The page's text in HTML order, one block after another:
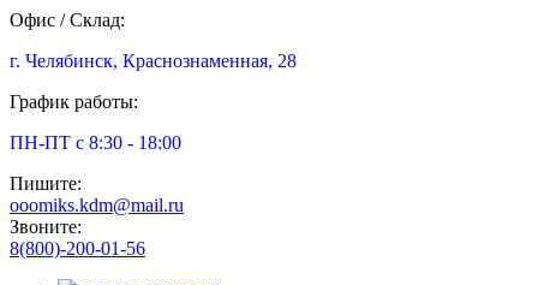
Офис / Склад:
г. Челябинск, Краснознаменная, 28
График работы:
ПН-ПТ с 8:30 - 18:00
Пишите:
ooomiks.kdm@mail.ru
Звоните:
8(800)-200-01-56